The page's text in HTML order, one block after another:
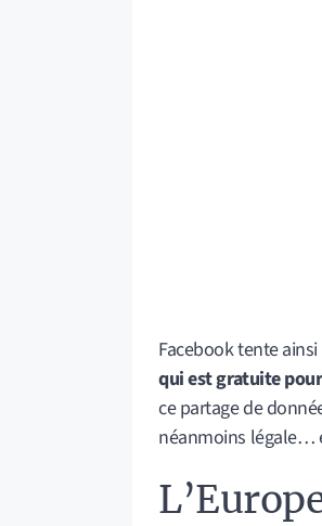
Facebook tente ainsi
qui est gratuite
ce partage de
néanmoins légale…